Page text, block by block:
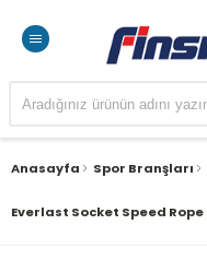
Anasayfa Spor Branşları
Everlast Socket Speed